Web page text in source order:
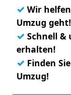
✓ Wir
Umzug geht!
✓ Schnell &
erhalten!
✓ Finden
Umzug!